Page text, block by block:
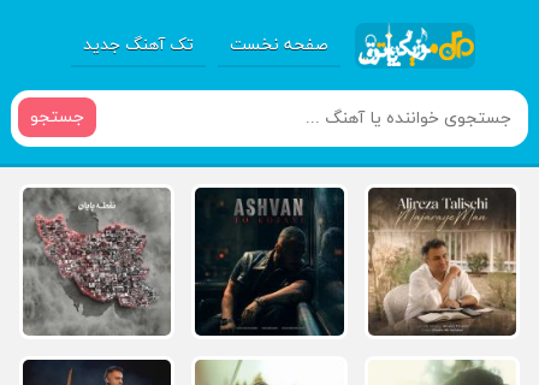
صفحه نخست تک آهنگ جدید
جستجو